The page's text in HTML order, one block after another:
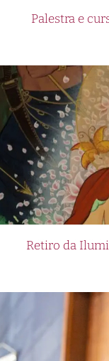
Palestra e
Retiro da